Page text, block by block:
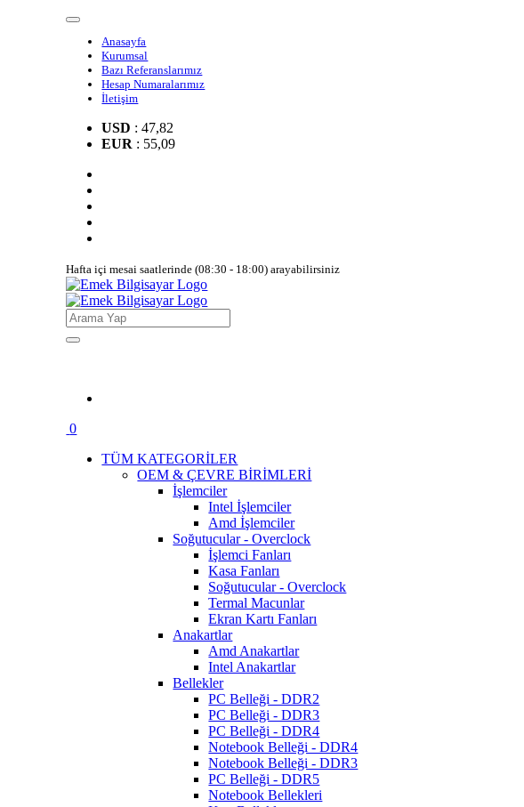
Anasayfa
Kurumsal
Bazı Referanslarımız
Hesap Numaralarımız
İletişim
USD : 47,82
EUR : 55,09
Hafta içi mesai saatlerinde (08:30 - 18:00) arayabilirsiniz
0
TÜM KATEGORİLER
OEM & ÇEVRE BİRİMLERİ
İşlemciler
Intel İşlemciler
Amd İşlemciler
Soğutucular - Overclock
İşlemci Fanları
Kasa Fanları
Soğutucular - Overclock
Termal Macunlar
Ekran Kartı Fanları
Anakartlar
Amd Anakartlar
Intel Anakartlar
Bellekler
PC Belleği - DDR2
PC Belleği - DDR3
PC Belleği - DDR4
Notebook Belleği - DDR4
Notebook Belleği - DDR3
PC Belleği - DDR5
Notebook Bellekleri